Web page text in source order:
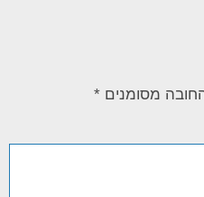
מסומנים *